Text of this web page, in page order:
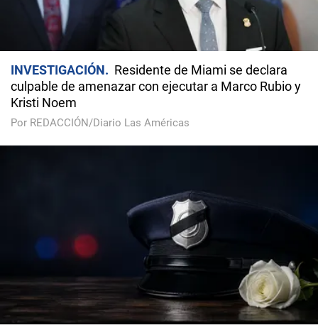
INVESTIGACIÓN
Residente de Miami se declara
culpable de amenazar con ejecutar a Marco Rubio y
Kristi Noem
Por REDACCIÓN/Diario Las Américas